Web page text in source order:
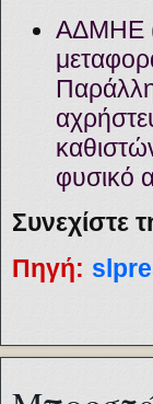
ΑΔΜΗΕ
φυσικό
Συνεχίστε
Πηγή: